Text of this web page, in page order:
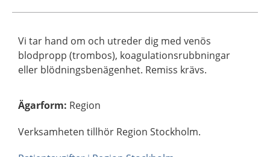
Vi tar hand om och utreder dig med venös
blodpropp (trombos), koagulationsrubbningar
eller blödningsbenägenhet. Remiss krävs.
Ägarform: Region
Verksamheten tillhör Region Stockholm.